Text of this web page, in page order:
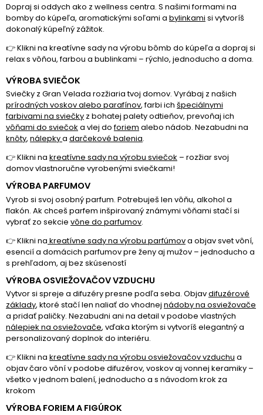
Dopraj si oddych ako z wellness centra. S našimiformami na
bomby do kúpeľa, aromatickými soľami a bylinkami si vytvoríš
dokonalý kúpeľný zážitok.
👉 Klikni na kreatívne sady na výrobu bômb do kúpeľa a dopraj si
relax s vôňou, farbou a bublinkami – rýchlo, jednoducho a doma.
VÝROBA SVIEČOK
Sviečky z Gran Velada rozžiaria tvoj domov. Vyrábaj z našich
prírodných voskov alebo parafínov, farbi ich špeciálnymi
farbivami na sviečky z bohatej palety odtieňov, prevoňaj ich
vôňami do sviečok a vlej doforiem alebo nádob. Nezabudni na
knôty, nálepkya darčekové balenia.
👉 Klikni na kreatívne sady na výrobu sviečok – rozžiar svoj
domov vlastnoručne vyrobenými sviečkami!
VÝROBA PARFUMOV
Vyrob si svoj osobný parfum. Potrebuješ len vôňu, alkohol a
flakón. Ak chceš parfem inšpirovaný známymi vôňami stačí si
vybrať zo sekcie vône do parfumov.
👉 Klikni na kreatívne sady na výrobu parfúmova objav svet vôní,
esencií a domácich parfumov pre ženy aj mužov – jednoducho a
s prehľadom, aj bez skúseností
VÝROBA OSVIEŽOVAČOV VZDUCHU
Vytvor si spreje a difuzéry presne podľa seba. Objavdifuzérové
základy, ktoré stačí len naliať do vhodnej nádoby na osviežovače
a pridať paličky. Nezabudni ani na detail v podobe vlastných
nálepiek na osviežovače, vďaka ktorým si vytvoríš elegantný a
personalizovaný doplnok do interiéru.
👉 Klikni na kreatívne sady na výrobu osviežovačov vzduchu a
objav čaro vôní v podobe difuzérov, voskov aj vonnej keramiky –
všetko v jednom balení, jednoducho a s návodom krok za
krokom
VÝROBA FORIEM A FIGÚROK